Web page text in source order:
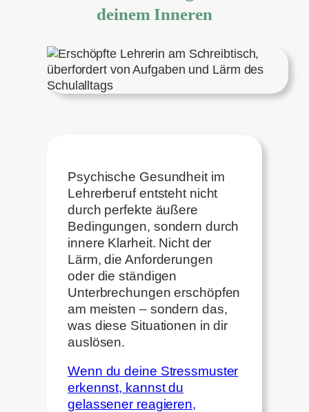
deinem Inneren
Psychische Gesundheit im
Lehrerberuf entsteht nicht
durch perfekte äußere
Bedingungen, sondern durch
innere Klarheit. Nicht der
Lärm, die Anforderungen
oder die ständigen
Unterbrechungen erschöpfen
am meisten – sondern das,
was diese Situationen in dir
auslösen.
Wenn du deine Stressmuster
erkennst, kannst du
gelassener reagieren,